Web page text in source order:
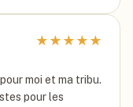
★ ★ ★ ★ ★
moi et ma tribu.
pour les